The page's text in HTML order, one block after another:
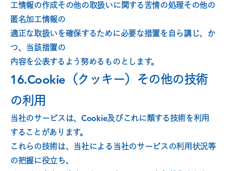
工情報の作成その他の取扱いに関する苦情の処理その他の
匿名加工情報の
適正な取扱いを確保するために必要な措置を自ら講じ、か
つ、当該措置の
内容を公表するよう努めるものとします。
16.Cookie（クッキー）その他の技術
の利用
当社のサービスは、Cookie及びこれに類する技術を利用
することがあります。
これらの技術は、当社による当社のサービスの利用状況等
の把握に役立ち、